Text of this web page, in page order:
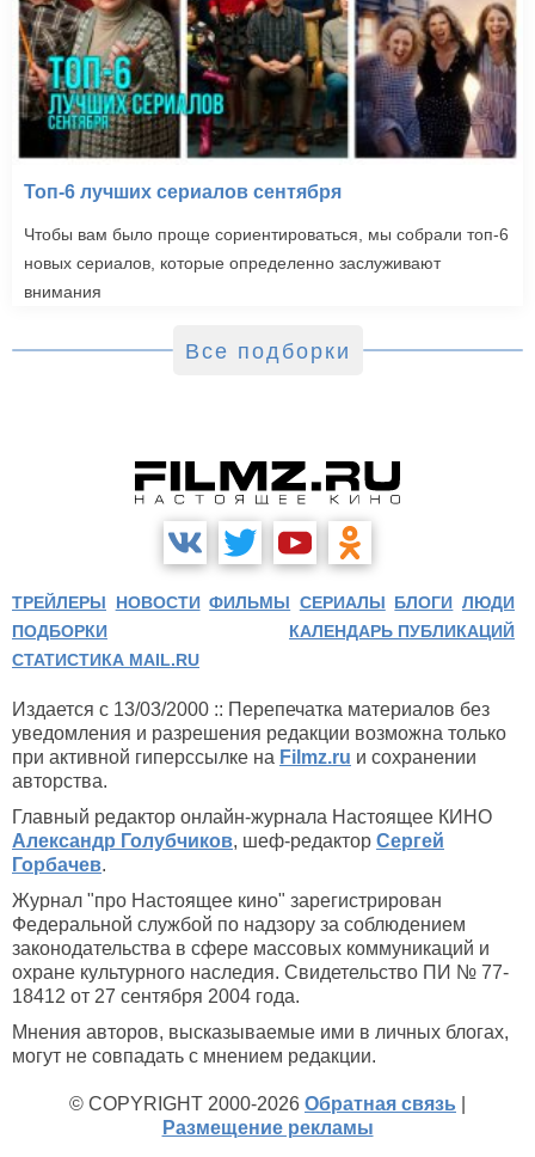
Топ-6 лучших сериалов сентября
Чтобы вам было проще сориентироваться, мы собрали топ-6
новых сериалов, которые определенно заслуживают
внимания
Все подборки
ТРЕЙЛЕРЫ НОВОСТИ ФИЛЬМЫ СЕРИАЛЫ БЛОГИ ЛЮДИ
ПОДБОРКИ
КАЛЕНДАРЬ ПУБЛИКАЦИЙ
СТАТИСТИКА MAIL.RU
Издается с 13/03/2000 :: Перепечатка материалов без
уведомления и разрешения редакции возможна только
при активной гиперссылке на Filmz.ru и сохранении
авторства.
Главный редактор онлайн-журнала Настоящее КИНО
Александр Голубчиков, шеф-редактор Сергей
Горбачев.
Журнал "про Настоящее кино" зарегистрирован
Федеральной службой по надзору за соблюдением
законодательства в сфере массовых коммуникаций и
охране культурного наследия. Свидетельство ПИ № 77-
18412 от 27 сентября 2004 года.
Мнения авторов, высказываемые ими в личных блогах,
могут не совпадать с мнением редакции.
© COPYRIGHT 2000-2026 Обратная связь
Размещение рекламы